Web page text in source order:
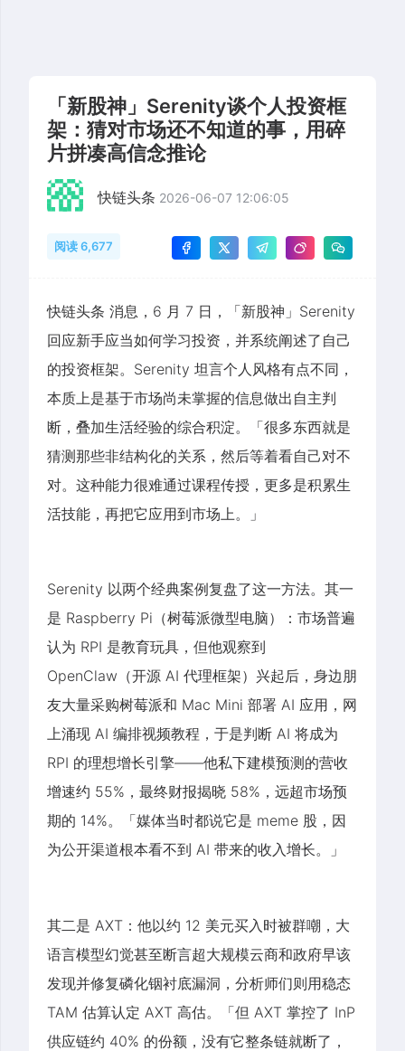
「新股神」Serenity谈个人投资框
架：猜对市场还不知道的事，用碎
片拼凑高信念推论
快链头条 2026-06-07 12:06:05
阅读 6,677
快链头条 消息，6 月 7 日，「新股神」Serenity
回应新手应当如何学习投资，并系统阐述了自己
的投资框架。Serenity 坦言个人风格有点不同，
本质上是基于市场尚未掌握的信息做出自主判
断，叠加生活经验的综合积淀。「很多东西就是
猜测那些非结构化的关系，然后等着看自己对不
对。这种能力很难通过课程传授，更多是积累生
活技能，再把它应用到市场上。」
Serenity 以两个经典案例复盘了这一方法。其一
是 Raspberry Pi（树莓派微型电脑）：市场普遍
认为 RPI 是教育玩具，但他观察到
OpenClaw（开源 AI 代理框架）兴起后，身边朋
友大量采购树莓派和 Mac Mini 部署 AI 应用，网
上涌现 AI 编排视频教程，于是判断 AI 将成为
RPI 的理想增长引擎——他私下建模预测的营收
增速约 55%，最终财报揭晓 58%，远超市场预
期的 14%。「媒体当时都说它是 meme 股，因
为公开渠道根本看不到 AI 带来的收入增长。」
其二是 AXT：他以约 12 美元买入时被群嘲，大
语言模型幻觉甚至断言超大规模云商和政府早该
发现并修复磷化铟衬底漏洞，分析师们则用稳态
TAM 估算认定 AXT 高估。「但 AXT 掌控了 InP
供应链约 40% 的份额，没有它整条链就断了，